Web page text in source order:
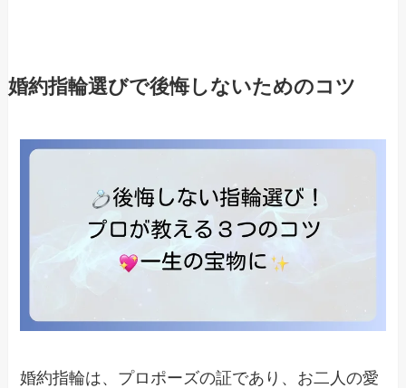
婚約指輪選びで後悔しないためのコツ
婚約指輪は、プロポーズの証であり、お二人の愛